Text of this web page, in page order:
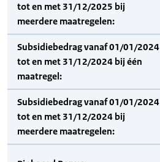
tot en met 31/12/2025 bij
meerdere maatregelen:
Subsidiebedrag vanaf 01/01/2024
tot en met 31/12/2024 bij één
maatregel:
Subsidiebedrag vanaf 01/01/2024
tot en met 31/12/2024 bij
meerdere maatregelen: